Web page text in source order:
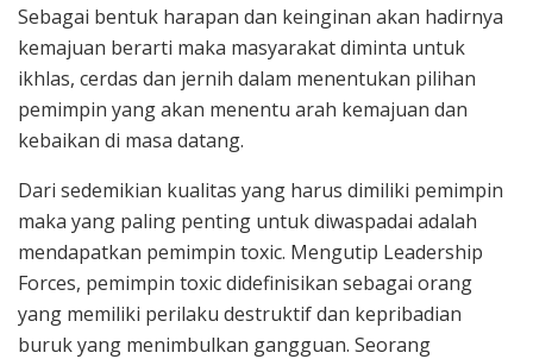
Sebagai bentuk harapan dan keinginan akan hadirnya
kemajuan berarti maka masyarakat diminta untuk
ikhlas, cerdas dan jernih dalam menentukan pilihan
pemimpin yang akan menentu arah kemajuan dan
kebaikan di masa datang.
Dari sedemikian kualitas yang harus dimiliki pemimpin
maka yang paling penting untuk diwaspadai adalah
mendapatkan pemimpin toxic. Mengutip Leadership
Forces, pemimpin toxic didefinisikan sebagai orang
yang memiliki perilaku destruktif dan kepribadian
buruk yang menimbulkan gangguan. Seorang